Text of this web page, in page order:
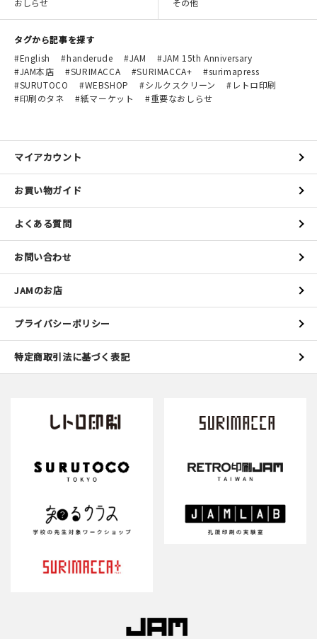
おしらせ その他
タグから記事を探す
English
handerude JAM
JAM 15th Anniversary
JAM本店
SURIMACCA SURIMACCA+
surimapress
SURUTOCO
WEBSHOP シルクスクリーン
レトロ印刷
印刷のタネ
紙マーケット 重要なおしらせ
マイアカウント
お買い物ガイド
よくある質問
お問い合わせ
JAMのお店
プライバシーポリシー
特定商取引法に基づく表記